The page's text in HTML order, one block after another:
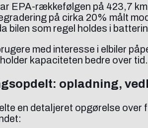
EPA-rækkefølgen på 423,7
på cirka 20% målt
bilen som regel holdes i
med interesse i elbiler
kapaciteten bedre over tid.
opladning,
en detaljeret opgørelse over